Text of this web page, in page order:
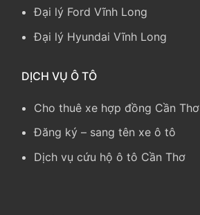
Đại lý Ford Vĩnh Long
Đại lý Hyundai Vĩnh Long
DỊCH VỤ Ô TÔ
Cho thuê xe hợp đồng Cần Thơ
Đăng ký – sang tên xe ô tô
Dịch vụ cứu hộ ô tô Cần Thơ